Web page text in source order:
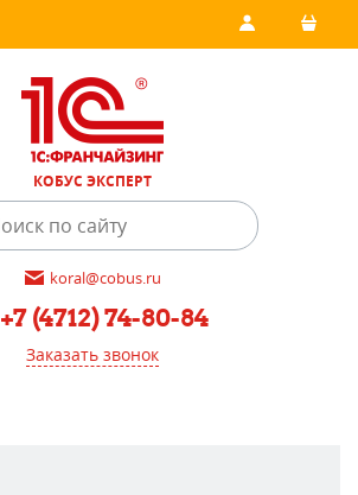
КОБУС ЭКСПЕРТ
koral@cobus.ru
+7 (4712) 74-80-84
Заказать звонок